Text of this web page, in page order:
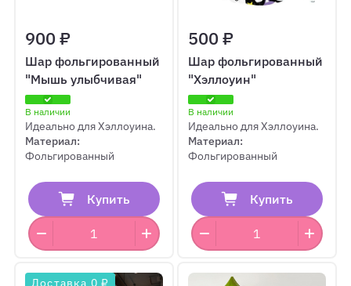
900 ₽
Шар фольгированный
"Мышь улыбчивая"
В наличии
Идеально для Хэллоуина.
Материал:
Фольгированный
Купить
500 ₽
Шар фольгированный
"Хэллоуин"
В наличии
Идеально для Хэллоуина.
Материал:
Фольгированный
Купить
Доставка 0 ₽